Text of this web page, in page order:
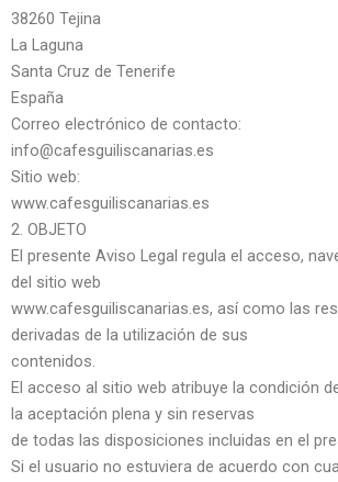
38260 Tejina
La Laguna
Santa Cruz de Tenerife
España
Correo electrónico de contacto:
info@cafesguiliscanarias.es
Sitio web:
www.cafesguiliscanarias.es
2. OBJETO
El presente Aviso Legal regula el acceso,
del sitio web
www.cafesguiliscanarias.es, así como las
derivadas de la utilización de sus
contenidos.
El acceso al sitio web atribuye la condición
la aceptación plena y sin reservas
de todas las disposiciones incluidas en el
Si el usuario no estuviera de acuerdo con